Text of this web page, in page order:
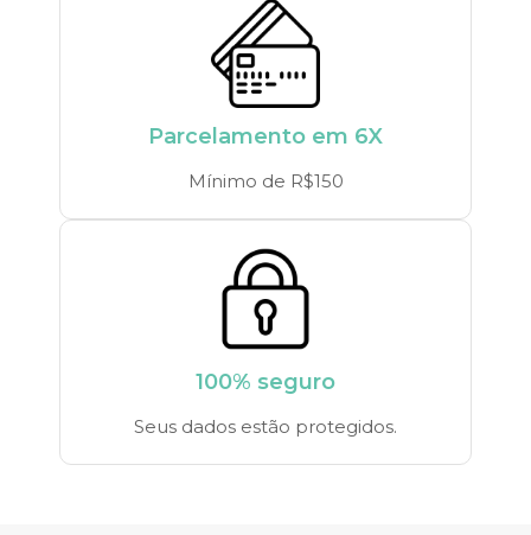
Parcelamento em 6X
Mínimo de R$150
100% seguro
Seus dados estão protegidos.